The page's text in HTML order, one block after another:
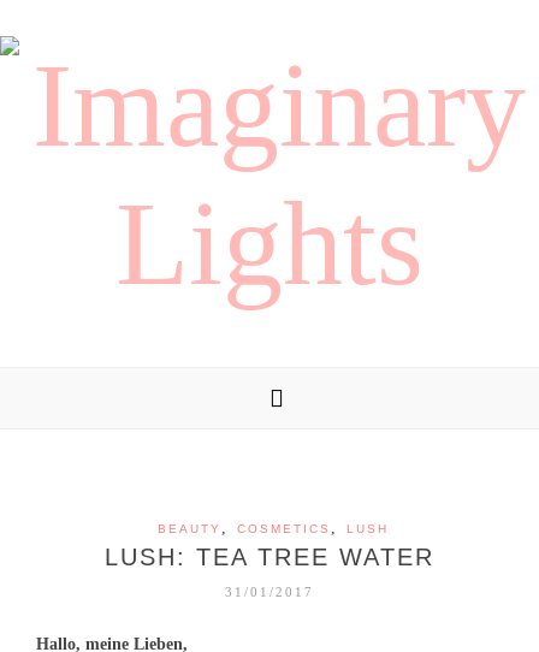
BEAUTY , COSMETICS , LUSH
LUSH: TEA TREE WATER
31/01/2017
Hallo, meine Lieben,